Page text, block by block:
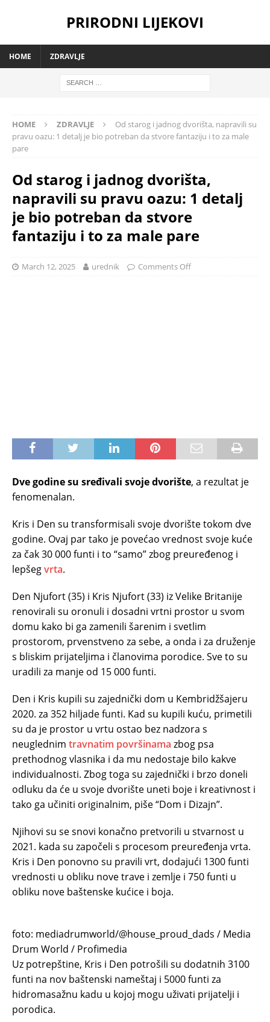
PRIRODNI LIJEKOVI
HOME ZDRAVLJE
HOME ZDRAVLJE
Od starog i jadnog dvorišta, napravili su
pravu oazu: 1 detalj je bio potreban da stvore fantaziju i to za male
pare
Od starog i jadnog dvorišta,
napravili su pravu oazu: 1 detalj
je bio potreban da stvore
fantaziju i to za male pare
March 12, 2025 urednik Comments Off
Dve godine su sređivali svoje dvorište, a rezultat je
fenomenalan.
Kris i Den su transformisali svoje dvorište tokom dve
godine. Ovaj par tako je povećao vrednost svoje kuće
za čak 30 000 funti i to “samo” zbog preuređenog i
lepšegvrta.
Den Njufort (35) i Kris Njufort (33) iz Velike Britanije
renovirali su oronuli i dosadni vrtni prostor u svom
domu kako bi ga zamenili šarenim i svetlim
prostorom, prvenstveno za sebe, a onda i za druženje
s bliskim prijateljima i članovima porodice. Sve to su
uradili za manje od 15 000 funti.
Den i Kris kupili su zajednički dom u Kembridžšajeru
2020. za 352 hiljade funti. Kad su kupili kuću, primetili
su da je prostor u vrtu ostao bez nadzora s
neuglednim travnatim površinama zbog psa
prethodnog vlasnika i da mu nedostaje bilo kakve
individualnosti. Zbog toga su zajednički i brzo doneli
odluku da će u svoje dvorište uneti boje i kreativnost i
tako ga učiniti originalnim, piše “Dom i Dizajn”.
Njihovi su se snovi konačno pretvorili u stvarnost u
2021. kada su započeli s procesom preuređenja vrta.
Kris i Den ponovno su pravili vrt, dodajući 1300 funti
vrednosti u obliku nove trave i zemlje i 750 funti u
obliku nove baštenske kućice i boja.
foto: mediadrumworld/@house_proud_dads / Media
Drum World / Profimedia
Uz potrepštine, Kris i Den potrošili su dodatnih 3100
funti na nov baštenski nameštaj i 5000 funti za
hidromasažnu kadu u kojoj mogu uživati ​​prijatelji i
porodica.